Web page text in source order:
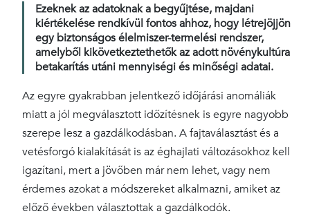
Ezeknek az adatoknak a begyűjtése, majdani
kiértékelése rendkívül fontos ahhoz, hogy létrejöjjön
egy biztonságos élelmiszer-termelési rendszer,
amelyből kikövetkeztethetők az adott növénykultúra
betakarítás utáni mennyiségi és minőségi adatai.
Az egyre gyakrabban jelentkező időjárási anomáliák
miatt a jól megválasztott időzítésnek is egyre nagyobb
szerepe lesz a gazdálkodásban. A fajtaválasztást és a
vetésforgó kialakítását is az éghajlati változásokhoz kell
igazítani, mert a jövőben már nem lehet, vagy nem
érdemes azokat a módszereket alkalmazni, amiket az
előző években választottak a gazdálkodók.